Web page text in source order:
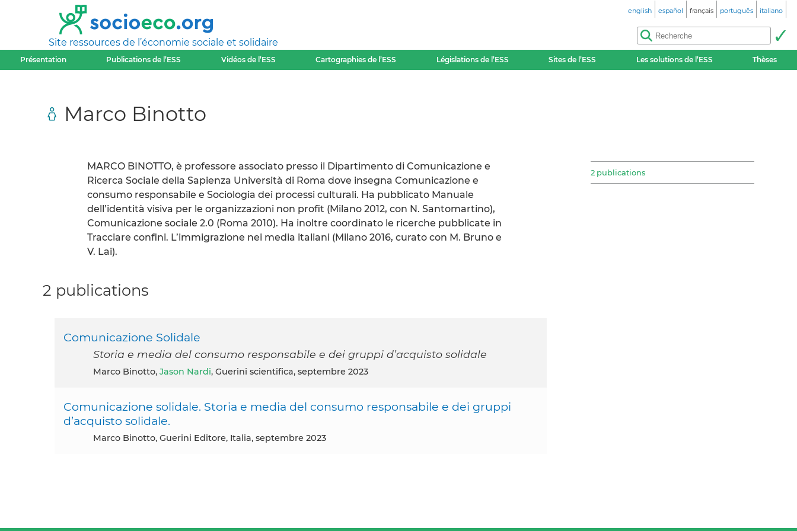
Site ressources de l’économie sociale et solidaire
english español français português italiano
Présentation Publications de l’ESS Vidéos de l’ESS Cartographies de l’ESS Législations de l’ESS Sites de l’ESS Les solutions de l’ESS Thèses
Marco Binotto
MARCO BINOTTO, è professore associato presso il Dipartimento di Comunicazione e
Ricerca Sociale della Sapienza Università di Roma dove insegna Comunicazione e
consumo responsabile e Sociologia dei processi culturali. Ha pubblicato Manuale
dell’identità visiva per le organizzazioni non profit (Milano 2012, con N. Santomartino),
Comunicazione sociale 2.0 (Roma 2010). Ha inoltre coordinato le ricerche pubblicate in
Tracciare confini. L’immigrazione nei media italiani (Milano 2016, curato con M. Bruno e
V. Lai).
2 publications
2 publications
Comunicazione Solidale
Storia e media del consumo responsabile e dei gruppi d’acquisto solidale
Marco Binotto, Jason Nardi, Guerini scientifica, septembre 2023
Comunicazione solidale. Storia e media del consumo responsabile e dei gruppi
d’acquisto solidale.
Marco Binotto, Guerini Editore, Italia, septembre 2023